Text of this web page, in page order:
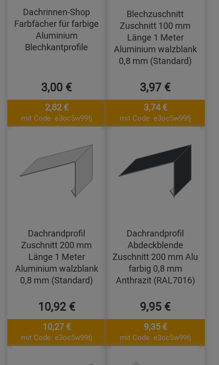
Dachrinnen-Shop
Farbfächer für farbige
Aluminium
Blechkantprofile
3,00 €
2,82 €
mit Code: e3oc5w99fj
Blechzuschnitt
Zuschnitt 100 mm
Länge 1 Meter
Aluminium walzblank
0,8 mm (Standard)
3,97 €
3,74 €
mit Code: e3oc5w99fj
Dachrandprofil
Zuschnitt 200 mm
Länge 1 Meter
Aluminium walzblank
0,8 mm (Standard)
10,92 €
10,27 €
mit Code: e3oc5w99fj
Dachrandprofil
Abdeckblende
Zuschnitt 200 mm Alu
farbig 0,8 mm
Anthrazit (RAL7016)
9,95 €
9,35 €
mit Code: e3oc5w99fj